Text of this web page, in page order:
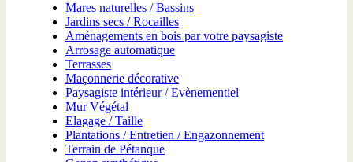
Mares naturelles / Bassins
Jardins secs / Rocailles
Aménagements en bois par votre paysagiste
Arrosage automatique
Terrasses
Maçonnerie décorative
Paysagiste intérieur / Evènementiel
Mur Végétal
Elagage / Taille
Plantations / Entretien / Engazonnement
Terrain de Pétanque